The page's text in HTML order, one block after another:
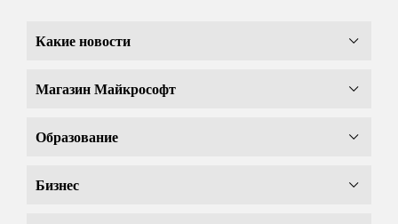
Какие новости
Магазин Майкрософт
Образование
Бизнес